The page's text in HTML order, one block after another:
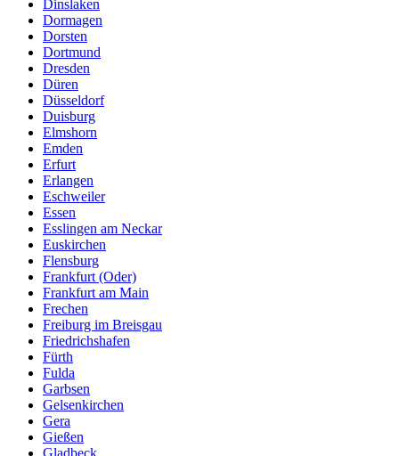
Dinslaken
Dormagen
Dorsten
Dortmund
Dresden
Düren
Düsseldorf
Duisburg
Elmshorn
Emden
Erfurt
Erlangen
Eschweiler
Essen
Esslingen am Neckar
Euskirchen
Flensburg
Frankfurt (Oder)
Frankfurt am Main
Frechen
Freiburg im Breisgau
Friedrichshafen
Fürth
Fulda
Garbsen
Gelsenkirchen
Gera
Gießen
Gladbeck